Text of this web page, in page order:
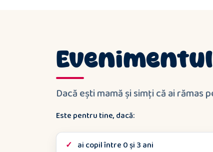
Dacă ești mamă și simți că ai rămas
Este pentru tine, dacă:
ai copil între 0 și 3 ani